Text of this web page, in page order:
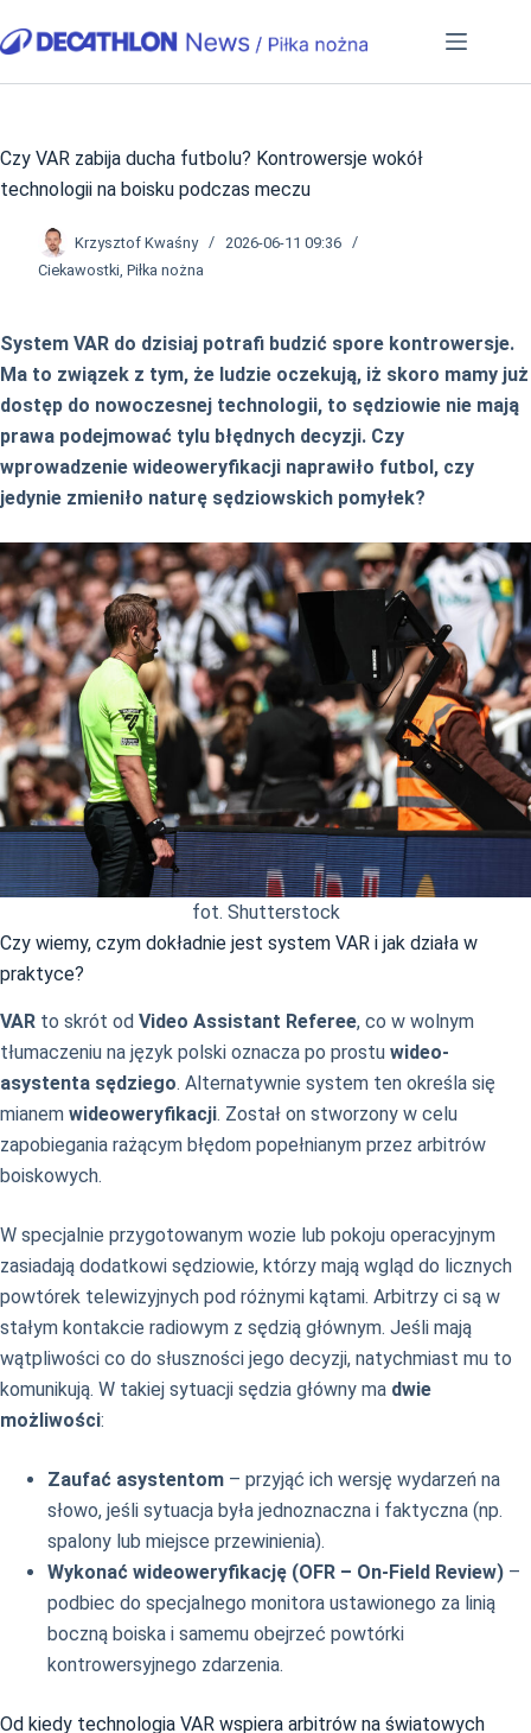
do
Czy VAR zabija ducha futbolu? Kontrowersje wokół
technologii na boisku podczas meczu
Krzysztof Kwaśny
2026-06-11 09:36
Ciekawostki, Piłka nożna
System VAR do dzisiaj potrafi budzić spore kontrowersje.
Ma to związek z tym, że ludzie oczekują, iż skoro mamy już
dostęp do nowoczesnej technologii, to sędziowie nie mają
prawa podejmować tylu błędnych decyzji. Czy
wprowadzenie wideoweryfikacji naprawiło futbol, czy
jedynie zmieniło naturę sędziowskich pomyłek?
fot. Shutterstock
Czy wiemy, czym dokładnie jest system VAR i jak działa w
praktyce?
VAR to skrót od Video Assistant Referee, co w wolnym
tłumaczeniu na język polski oznacza po prostu wideo-
asystenta sędziego. Alternatywnie system ten określa się
mianem wideoweryfikacji. Został on stworzony w celu
zapobiegania rażącym błędom popełnianym przez arbitrów
boiskowych.
W specjalnie przygotowanym wozie lub pokoju operacyjnym
zasiadają dodatkowi sędziowie, którzy mają wgląd do licznych
powtórek telewizyjnych pod różnymi kątami. Arbitrzy ci są w
stałym kontakcie radiowym z sędzią głównym. Jeśli mają
wątpliwości co do słuszności jego decyzji, natychmiast mu to
komunikują. W takiej sytuacji sędzia główny ma dwie
możliwości:
Zaufać asystentom – przyjąć ich wersję wydarzeń na
słowo, jeśli sytuacja była jednoznaczna i faktyczna (np.
spalony lub miejsce przewinienia).
Wykonać wideoweryfikację (OFR – On-Field Review) –
podbiec do specjalnego monitora ustawionego za linią
boczną boiska i samemu obejrzeć powtórki
kontrowersyjnego zdarzenia.
Od kiedy technologia VAR wspiera arbitrów na światowych